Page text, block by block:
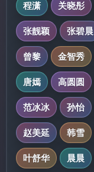
程潇
关晓彤
张靓颖
张碧晨
曾黎
金智秀
唐嫣
高圆圆
范冰冰
孙怡
赵美延
韩雪
叶舒华
晨晨